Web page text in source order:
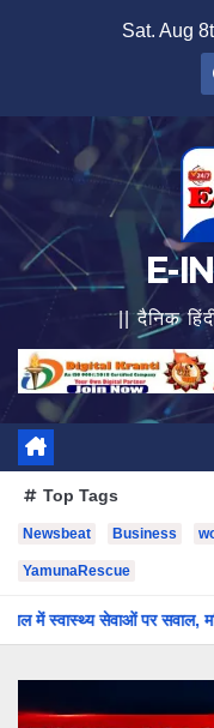
Sat. Aug
E-
|| दैनिक
Top Tags
Newsbeat Business
YamunaRescue
को इलाज नहीं मिलने का आरोप